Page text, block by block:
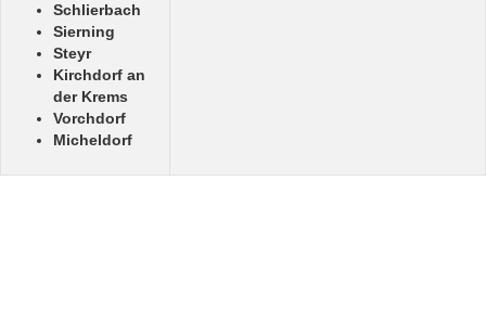
Schlierbach
Sierning
Steyr
Kirchdorf an
der Krems
Vorchdorf
Micheldorf